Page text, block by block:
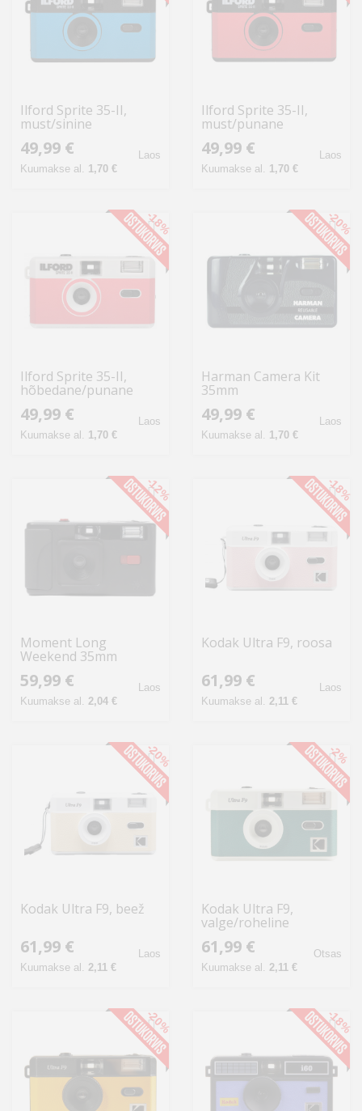
Ilford Sprite 35-II,
must/sinine
49,99 €
Kuumakse al. 1,70 €
Laos
Ilford Sprite 35-II,
must/punane
49,99 €
Kuumakse al. 1,70 €
Laos
Ilford Sprite 35-II,
hõbedane/punane
49,99 €
Kuumakse al. 1,70 €
Laos
-18%
Harman Camera Kit
35mm
49,99 €
Kuumakse al. 1,70 €
Laos
-20%
Moment Long
Weekend 35mm
59,99 €
Kuumakse al. 2,04 €
Laos
-12%
Kodak Ultra F9, roosa
61,99 €
Kuumakse al. 2,11 €
Laos
-18%
Kodak Ultra F9, beež
61,99 €
Kuumakse al. 2,11 €
Laos
-20%
Kodak Ultra F9,
valge/roheline
61,99 €
Kuumakse al. 2,11 €
Otsas
-2%
-20% -18%